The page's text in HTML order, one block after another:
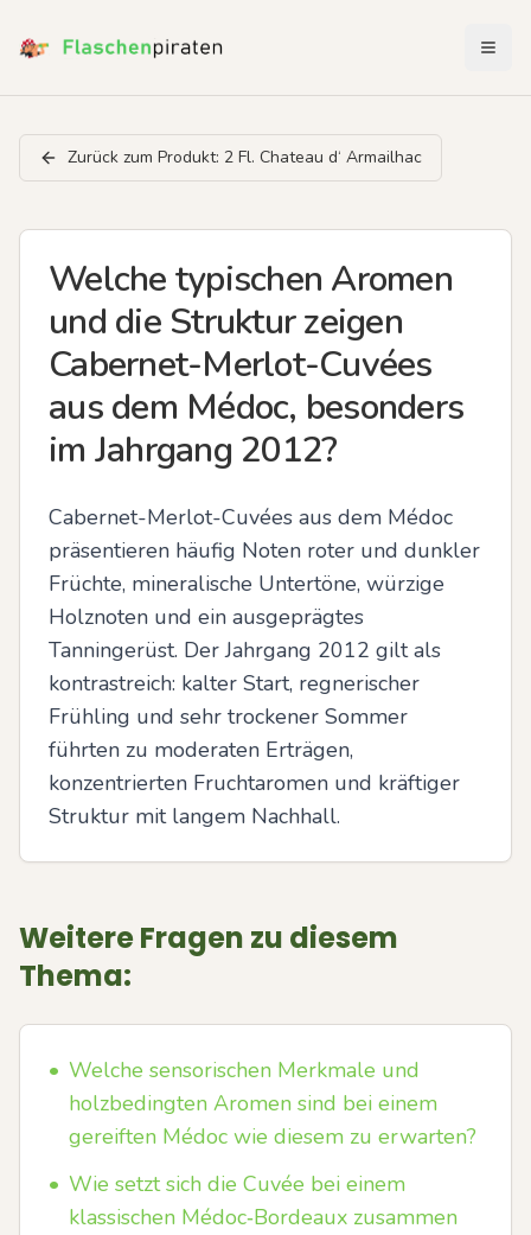
Zurück zum Produkt: 2 Fl. Chateau d‘ Armailhac
Welche typischen Aromen
und die Struktur zeigen
Cabernet-Merlot-Cuvées
aus dem Médoc, besonders
im Jahrgang 2012?
Cabernet-Merlot-Cuvées aus dem Médoc
präsentieren häufig Noten roter und dunkler
Früchte, mineralische Untertöne, würzige
Holznoten und ein ausgeprägtes
Tanningerüst. Der Jahrgang 2012 gilt als
kontrastreich: kalter Start, regnerischer
Frühling und sehr trockener Sommer
führten zu moderaten Erträgen,
konzentrierten Fruchtaromen und kräftiger
Struktur mit langem Nachhall.
Weitere Fragen zu diesem
Thema:
• Welche sensorischen Merkmale und
holzbedingten Aromen sind bei einem
gereiften Médoc wie diesem zu erwarten?
• Wie setzt sich die Cuvée bei einem
klassischen Médoc‑Bordeaux zusammen